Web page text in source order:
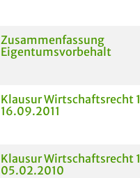
Zusammenfassung
Eigentumsvorbehalt
Klausur Wirtschaftsrecht 1
16.09.2011
Klausur Wirtschaftsrecht 1
05.02.2010